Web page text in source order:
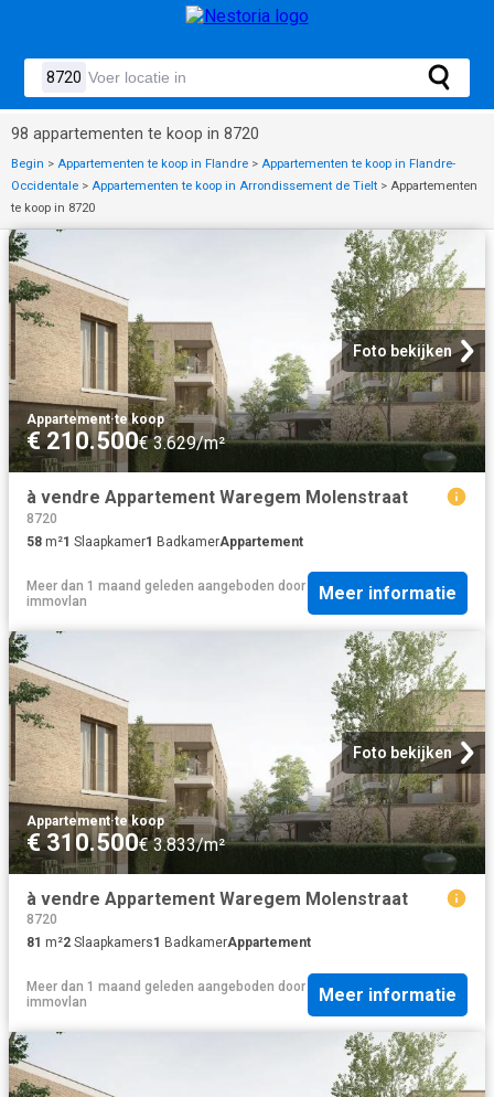
98 appartementen te koop in 8720
Begin > Appartementen te koop in Flandre > Appartementen te koop in Flandre-
Occidentale > Appartementen te koop in Arrondissement de Tielt > Appartementen
te koop in 8720
Foto bekijken
Appartement·te koop
€ 210.500€ 3.629/m²
à vendre Appartement Waregem Molenstraat
8720
58 m²1 Slaapkamer1 BadkamerAppartement
Meer dan 1 maand geleden aangeboden door
immovlan
Meer informatie
Foto bekijken
Appartement·te koop
€ 310.500€ 3.833/m²
à vendre Appartement Waregem Molenstraat
8720
81 m²2 Slaapkamers1 BadkamerAppartement
Meer dan 1 maand geleden aangeboden door
immovlan
Meer informatie